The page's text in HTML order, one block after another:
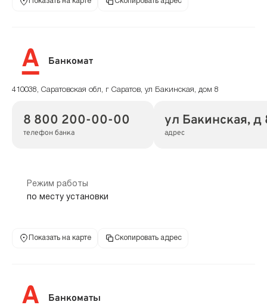
Банкомат
410038, Саратовская обл, г Саратов, ул Бакинская, дом 8
8 800 200-00-00
телефон банка
ул Бакинская, д
адрес
Режим работы
по месту установки
Показать на карте Скопировать адрес
Банкоматы